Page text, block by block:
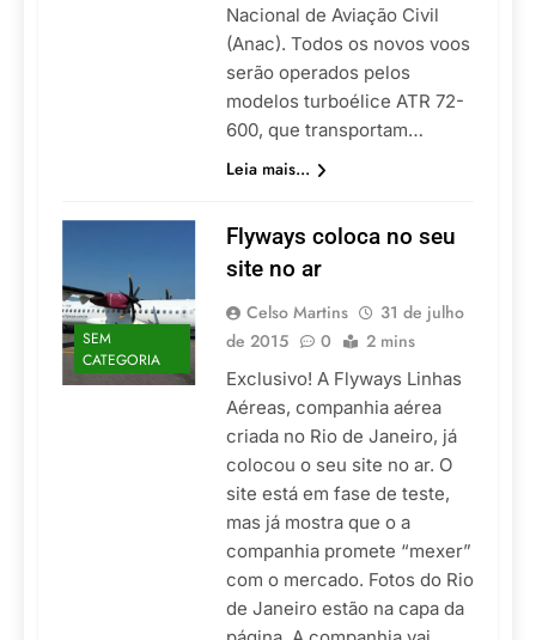
Nacional de Aviação Civil
(Anac). Todos os novos voos
serão operados pelos
modelos turboélice ATR 72-
600, que transportam…
Leia mais...
SEM
CATEGORIA
Flyways coloca no seu
site no ar
Celso Martins
31 de julho
de 2015
0 2 mins
Exclusivo! A Flyways Linhas
Aéreas, companhia aérea
criada no Rio de Janeiro, já
colocou o seu site no ar. O
site está em fase de teste,
mas já mostra que o a
companhia promete “mexer”
com o mercado. Fotos do Rio
de Janeiro estão na capa da